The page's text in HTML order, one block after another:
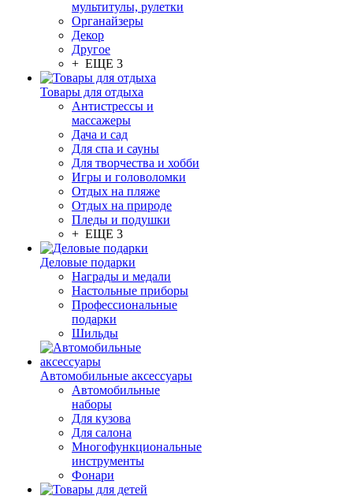
мультитулы, рулетки
Органайзеры
Декор
Другое
+ ЕЩЕ 3
Товары для отдыха
Антистрессы и
массажеры
Дача и сад
Для спа и сауны
Для творчества и хобби
Игры и головоломки
Отдых на пляже
Отдых на природе
Пледы и подушки
+ ЕЩЕ 3
Деловые подарки
Награды и медали
Настольные приборы
Профессиональные
подарки
Шильды
Автомобильные аксессуары
Автомобильные
наборы
Для кузова
Для салона
Многофункциональные
инструменты
Фонари